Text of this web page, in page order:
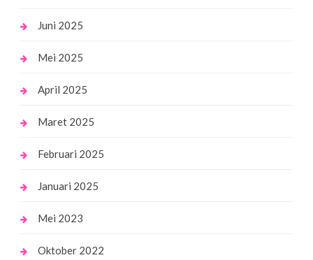
Juni 2025
Mei 2025
April 2025
Maret 2025
Februari 2025
Januari 2025
Mei 2023
Oktober 2022